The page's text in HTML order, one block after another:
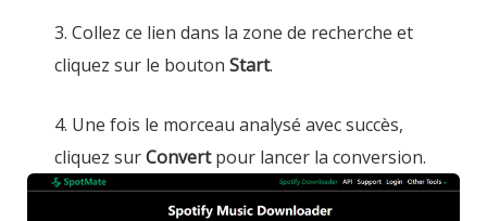
3. Collez ce lien dans la zone de recherche et
cliquez sur le bouton Start.
4. Une fois le morceau analysé avec succès,
cliquez surConvertpour lancer la conversion.